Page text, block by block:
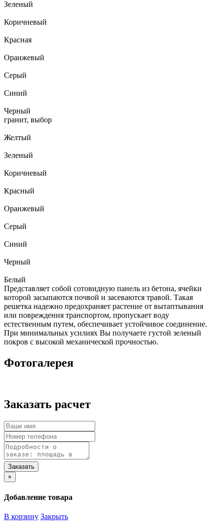
Зеленый
Коричневый
Красная
Оранжевый
Серый
Синий
Черный
гранит, выбор
Желтый
Зеленый
Коричневый
Красный
Оранжевый
Серый
Синий
Черный
Белый
Представляет собой сотовидную панель из бетона, ячейки
которой засыпаются почвой и засеваются травой. Такая
решетка надежно предохраняет растение от вытаптывания
или повреждения транспортом, пропускает воду
естественным путем, обеспечивает устойчивое соединение.
При минимальных усилиях Вы получаете густой зеленый
покров с высокой механической прочностью.
Фотогалерея
Заказать расчет
×
Добавление товара
В корзину Закрыть